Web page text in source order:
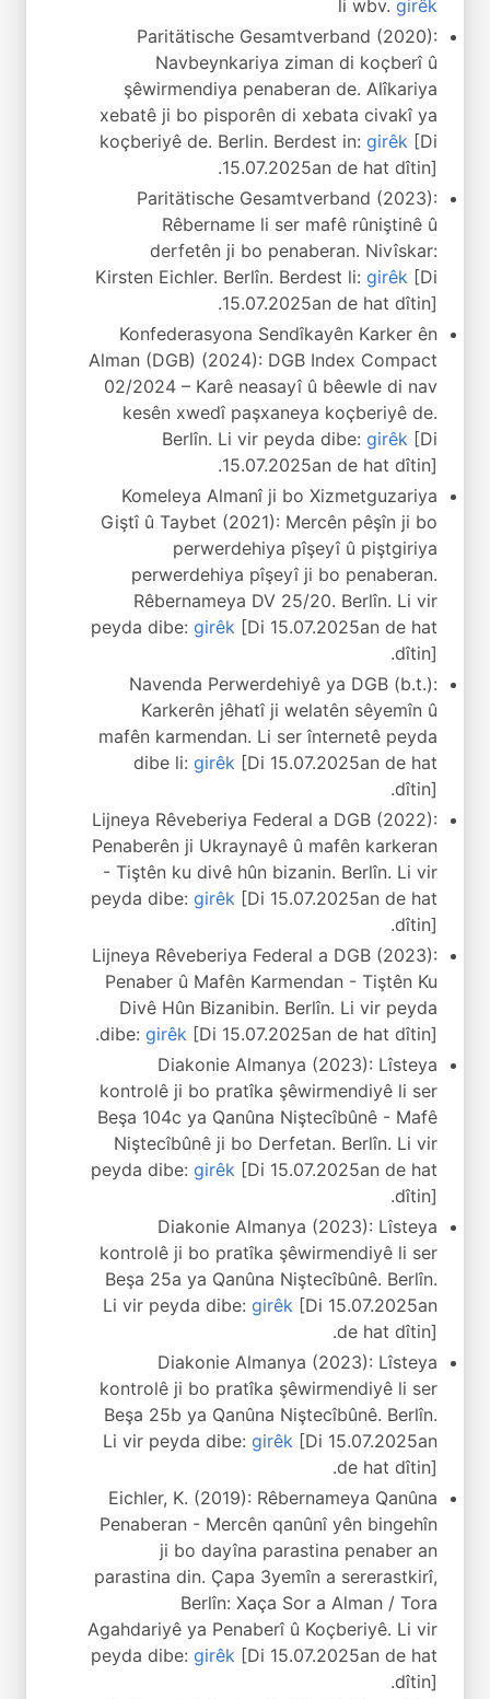
li wbv. girêk
Paritätische Gesamtverband (2020):
Navbeynkariya ziman di koçberî û
şêwirmendiya penaberan de. Alîkariya
xebatê ji bo pisporên di xebata civakî ya
koçberiyê de. Berlin. Berdest in: girêk [Di
15.07.2025an de hat dîtin].
Paritätische Gesamtverband (2023):
Rêbername li ser mafê rûniştinê û
derfetên ji bo penaberan. Nivîskar:
Kirsten Eichler. Berlîn. Berdest li: girêk [Di
15.07.2025an de hat dîtin].
Konfederasyona Sendîkayên Karker ên
Alman (DGB) (2024): DGB Index Compact
02/2024 – Karê neasayî û bêewle di nav
kesên xwedî paşxaneya koçberiyê de.
Berlîn. Li vir peyda dibe: girêk [Di
15.07.2025an de hat dîtin].
Komeleya Almanî ji bo Xizmetguzariya
Giştî û Taybet (2021): Mercên pêşîn ji bo
perwerdehiya pîşeyî û piştgiriya
perwerdehiya pîşeyî ji bo penaberan.
Rêbernameya DV 25/20. Berlîn. Li vir
peyda dibe: girêk [Di 15.07.2025an de hat
dîtin].
Navenda Perwerdehiyê ya DGB (b.t.):
Karkerên jêhatî ji welatên sêyemîn û
mafên karmendan. Li ser înternetê peyda
dibe li: girêk [Di 15.07.2025an de hat
dîtin].
Lijneya Rêveberiya Federal a DGB (2022):
Penaberên ji Ukraynayê û mafên karkeran
- Tiştên ku divê hûn bizanin. Berlîn. Li vir
peyda dibe: girêk [Di 15.07.2025an de hat
dîtin].
Lijneya Rêveberiya Federal a DGB (2023):
Penaber û Mafên Karmendan - Tiştên Ku
Divê Hûn Bizanibin. Berlîn. Li vir peyda
dibe: girêk [Di 15.07.2025an de hat dîtin].
Diakonie Almanya (2023): Lîsteya
kontrolê ji bo pratîka şêwirmendiyê li ser
Beşa 104c ya Qanûna Niştecîbûnê - Mafê
Niştecîbûnê ji bo Derfetan. Berlîn. Li vir
peyda dibe: girêk [Di 15.07.2025an de hat
dîtin].
Diakonie Almanya (2023): Lîsteya
kontrolê ji bo pratîka şêwirmendiyê li ser
Beşa 25a ya Qanûna Niştecîbûnê. Berlîn.
Li vir peyda dibe: girêk [Di 15.07.2025an
de hat dîtin].
Diakonie Almanya (2023): Lîsteya
kontrolê ji bo pratîka şêwirmendiyê li ser
Beşa 25b ya Qanûna Niştecîbûnê. Berlîn.
Li vir peyda dibe: girêk [Di 15.07.2025an
de hat dîtin].
Eichler, K. (2019): Rêbernameya Qanûna
Penaberan - Mercên qanûnî yên bingehîn
ji bo dayîna parastina penaber an
parastina din. Çapa 3yemîn a sererastkirî,
Berlîn: Xaça Sor a Alman / Tora
Agahdariyê ya Penaberî û Koçberiyê. Li vir
peyda dibe: girêk [Di 15.07.2025an de hat
dîtin].